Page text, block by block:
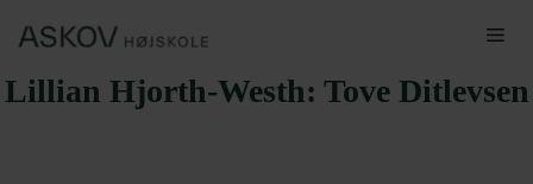
indhold
Lillian Hjorth-Westh: Tove Ditlevsen